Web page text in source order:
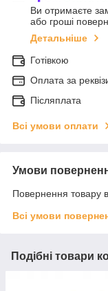
Ви отримаєте
або гроші
Детальніше
Готівкою
Оплата за
Післяплата
Всі умови оплати
Умови
Повернення товару
Всі умови
Подібні товари